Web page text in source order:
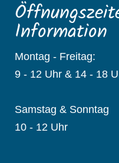
Information
Montag - Freitag:
9 - 12 Uhr & 14 - 18
Samstag & Sonntag
10 - 12 Uhr